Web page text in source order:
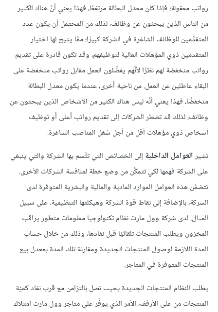
رواتب معقولة؛ فإذا كان معدل البطالة مرتفعًا، فهذا يعني أنَّ هناك الكثير
من الناس الذين يبحثون عن وظائف، لذلك من المحتمل أن يكون عدد
المتقدِّمين للوظائف الشاغرة في الشركة كبيرًا؛ ممَّا يتيح لها اختيار
المتقدمين ذوي المؤهلات العالية لتوظيفهم، وقد تكون قادرة على تقديم
رواتب منخفضة لهم نظرًا لأنَّهم يفضِّلون العمل مقابل رواتب منخفضة على
البقاء عاطلين عن العمل. من ناحية أخرى، عندما يكون معدل البطالة
منخفضًا، فهذا يعني أنَّه ليس هناك الكثير من الأشخاص الذين يبحثون عن
وظائف، لذلك قد تضطر الشركات إلى تقديم رواتب أعلى أو توظيف
أشخاص ذوي مؤهلات أقل من أجل شَغل المناصب الشاغرة.
تشيرالعوامل الداخلية إلى الخصائص التي تتَّسم بها الشركة والتي ينبغي
على الشركة فهمها لكي تتمكَّن من وضع خطة لمنافسة الشركات الأخرى.
تتضمَّن هذه العوامل الموارد المادية والمالية والبشرية المتوفرة لدى
الشركة، بالإضافة إلى نقاط قوة الشركة وهيكلتها التنظيمية. على سبيل
المثال، لدى شركة وول مارت نظام تكنولوجيا معلومات متطور يراقب
المخزون ويطلب المنتجات تلقائيًا قبل نفادها، وذلك من خلال حساب
المدة اللازمة لوصول المنتجات الجديدة ومقارنة تلك المدة بمعدل بيع
المنتجات المتوفرة في المتاجر.
يطلب النظام المنتجات الجديدة بحيث تصل بالتزامن مع قرب نفاد كميّة
المنتجات من على الأرفف، الأمر الذي يوفِّر على متاجر وول مارت امتلاك